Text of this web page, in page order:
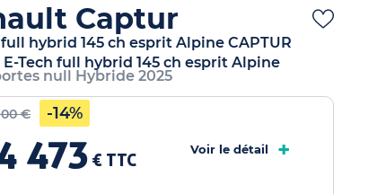
Captur
full hybrid 145 ch esprit Alpine CAPTUR
Tech full hybrid 145 ch esprit Alpine
null Hybride 2025
€ -14%
473 € TTC
Voir le détail +